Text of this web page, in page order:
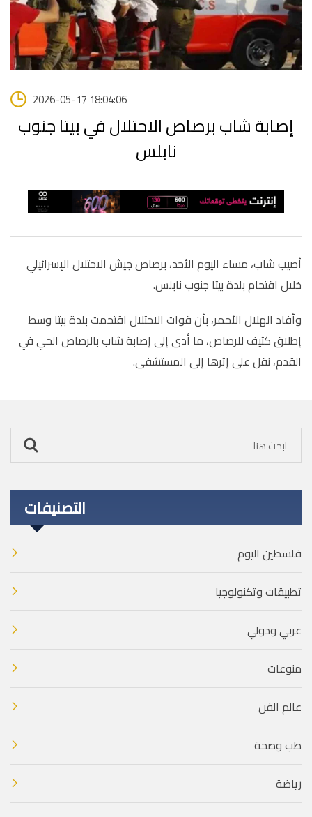
2026-05-17 18:04:06
إصابة شاب برصاص الاحتلال في بيتا جنوب
نابلس
أصيب شاب، مساء اليوم الأحد، برصاص جيش الاحتلال الإسرائيلي
خلال اقتحام بلدة بيتا جنوب نابلس.
وأفاد الهلال الأحمر، بأن قوات الاحتلال اقتحمت بلدة بيتا وسط
إطلاق كثيف للرصاص، ما أدى إلى إصابة شاب بالرصاص الحي في
القدم، نقل على إثرها إلى المستشفى.
التصنيفات
فلسطين اليوم
تطبيقات وتكنولوجيا
عربي ودولي
منوعات
عالم الفن
طب وصحة
رياضة